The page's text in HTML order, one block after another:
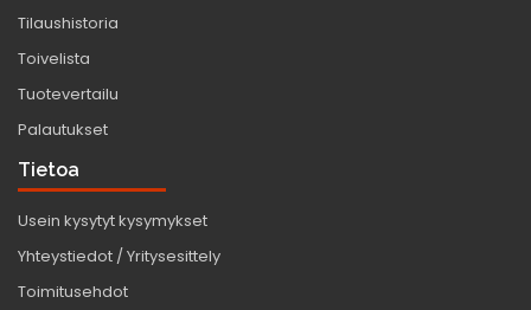
Tilaushistoria
Toivelista
Tuotevertailu
Palautukset
Tietoa
Usein kysytyt kysymykset
Yhteystiedot / Yritysesittely
Toimitusehdot